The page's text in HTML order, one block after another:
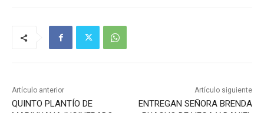
Artículo anterior
QUINTO PLANTÍO DE
Artículo siguiente
ENTREGAN SEÑORA BRENDA